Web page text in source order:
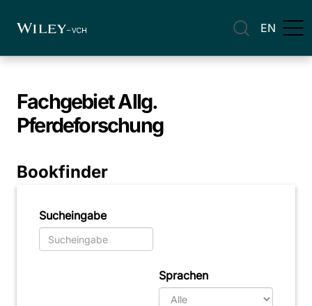
EN
FachgebietAllg.
Pferdeforschung
Bookfinder
Sucheingabe
Sprachen